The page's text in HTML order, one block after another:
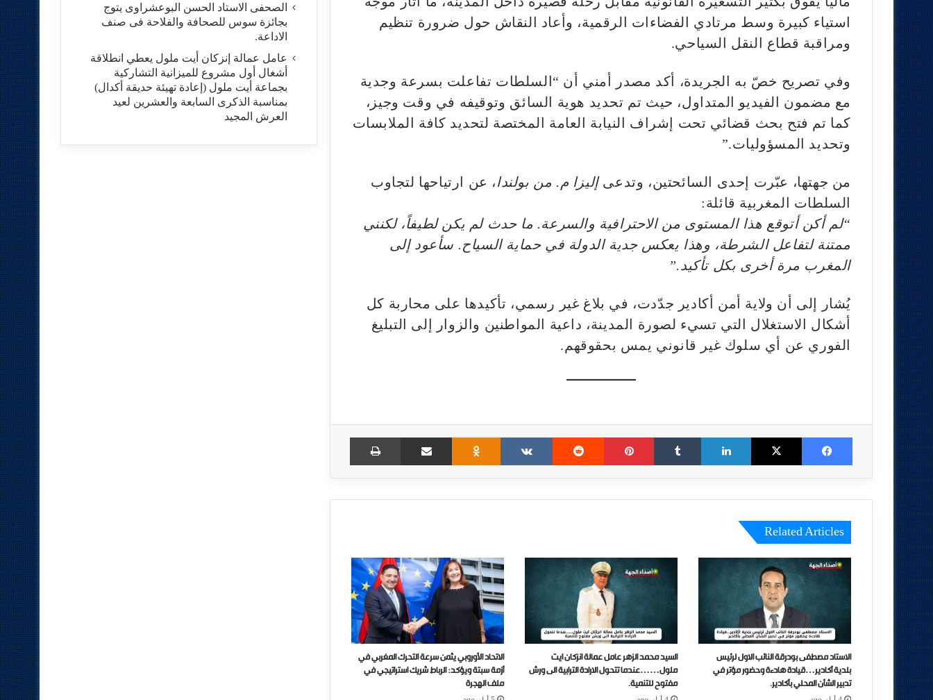
استياء كبيرة وسط مرتادي الفضاءات الرقمية، وأعاد النقاش حول ضرورة تنظيم
ومراقبة قطاع النقل السياحي.
وفي تصريح خصّ به الجريدة، أكد مصدر أمني أن “السلطات تفاعلت بسرعة وجدية
مع مضمون الفيديو المتداول، حيث تم تحديد هوية السائق وتوقيفه في وقت وجيز،
كما تم فتح بحث قضائي تحت إشراف النيابة العامة المختصة لتحديد كافة الملابسات
وتحديد المسؤوليات.”
من جهتها، عبّرت إحدى السائحتين، وتدعىإليزا م. من بولندا، عن ارتياحها لتجاوب
السلطات المغربية قائلة:
“لم أكن أتوقع هذا المستوى من الاحترافية والسرعة. ما حدث لم يكن لطيفاً، لكنني
ممتنة لتفاعل الشرطة، وهذا يعكس جدية الدولة في حماية السياح. سأعود إلى
المغرب مرة أخرى بكل تأكيد.”
يُشار إلى أن ولاية أمن أكادير جدّدت، في بلاغ غير رسمي، تأكيدها على محاربة كل
أشكال الاستغلال التي تسيء لصورة المدينة، داعية المواطنين والزوار إلى التبليغ
الفوري عن أي سلوك غير قانوني يمس بحقوقهم.
Facebook
X
LinkedIn
Tumblr
Pinterest
Reddit
VKontakte
Odnoklassniki
Share via Email
Print
Related Articles
الاستاد مصطفى بودرقة النائب الاول لرئيس
بلدية أكادير…قيادة هادءة وحضور مؤتر في
تدبير الشأن المحلي بأكادير.
السيد محمد الزهر عامل عمالة انزكان ايت
ملول……عندما تتحول الارادة الترابية الى ورش
مفتوح للتنمية.
الاتحاد الأوروبي يثمن سرعة التحرك المغربي في
أزمة سبتة ويؤكد: الرباط شريك استراتيجي في
ملف الهجرة
الصحفى الاستاد الحسن البوعشراوى يتوج
بجائزة سوس للصحافة والفلاحة فى صنف
الاداعة.
عامل عمالة إنزكان أيت ملول يعطي انطلاقة
أشغال أول مشروع للميزانية التشاركية
بجماعة أيت ملول (إعادة تهيئة حديقة أكدال)
بمناسبة الذكرى السابعة والعشرين لعيد
العرش المجيد